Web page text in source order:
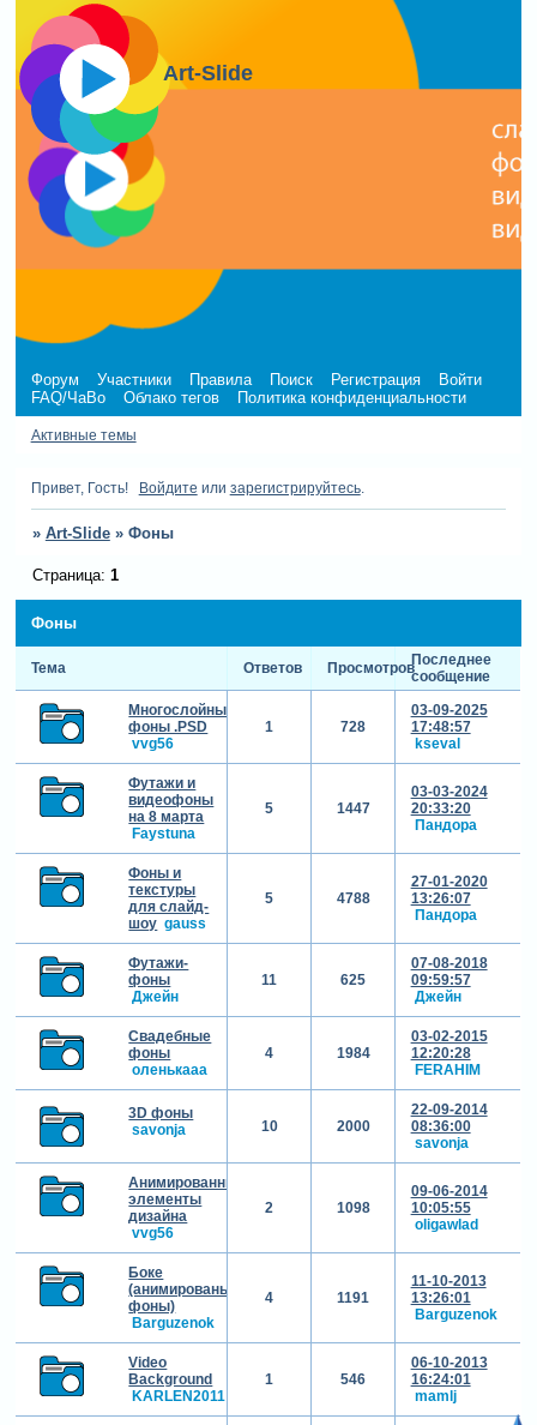
Art-Slide
Форум Участники Правила Поиск Регистрация
Войти
FAQ/ЧаВо
Облако тегов Политика конфиденциальности
Активные темы
Привет, Гость! Войдите или зарегистрируйтесь.
» Art-Slide » Фоны
Фоны
Страница: 1
Тема Ответов ПросмотровПоследнее
сообщение
Многослойные
фоны .PSD
vvg56
1 728
03-09-2025
17:48:57
kseval
Футажи и
видеофоны
на 8 марта
Faystuna
5 1447
03-03-2024
20:33:20
Пандора
Фоны и
текстуры
для слайд-
шоу gauss
5 4788
27-01-2020
13:26:07
Пандора
Футажи-
фоны
Джейн
11 625
07-08-2018
09:59:57
Джейн
Свадебные
фоны
оленькааа
4 1984
03-02-2015
12:20:28
FERAHIM
3D фоны
savonja
10 2000
22-09-2014
08:36:00
savonja
Анимированные
элементы
дизайна
vvg56
2 1098
09-06-2014
10:05:55
oligawlad
Боке
(анимированые
фоны)
Barguzenok
4 1191
11-10-2013
13:26:01
Barguzenok
Video
Background
KARLEN2011
1 546
06-10-2013
16:24:01
mamlj